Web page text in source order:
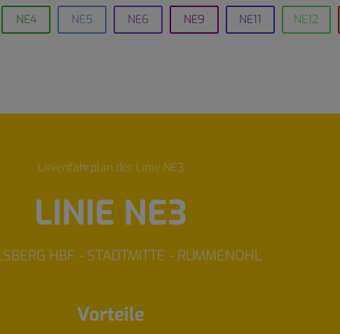
NE4 NE5 NE6 NE9 NE11 NE12
Linienfahrplan der Linie NE3
LINIE NE3
HBF - STADTMITTE - RUMMENOHL
Vorteile